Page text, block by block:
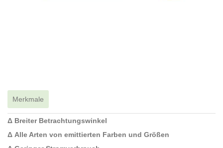
Merkmale
Δ Breiter Betrachtungswinkel
Δ Alle Arten von emittierten Farben und Größen